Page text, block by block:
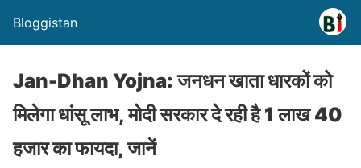
Bloggistan
Jan-Dhan Yojna: जनधन खाता धारकों को
मिलेगा धांसू लाभ, मोदी सरकार दे रही है 1 लाख 40
हजार का फायदा, जानें